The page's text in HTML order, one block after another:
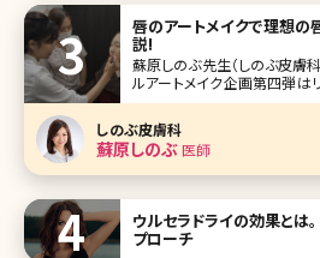
唇のアートメイクで理想の
説!
蘇原しのぶ先生（しのぶ皮膚
ルアートメイク企画第四弾はリ
くらとしたセクシーな唇、赤
アな唇、口角が上がった華や
うな唇ですか?アートメイクに
手に入れませんか
しのぶ皮膚科
蘇原しのぶ医師
ウルセラドライの効果とは
プローチ